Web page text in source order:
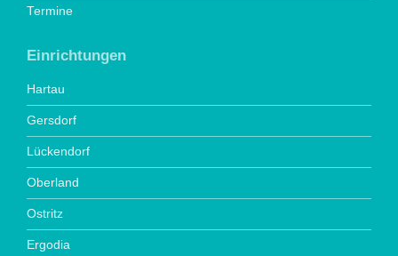
Termine
Einrichtungen
Hartau
Gersdorf
Lückendorf
Oberland
Ostritz
Ergodia